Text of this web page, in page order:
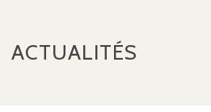
ACTUALITÉS